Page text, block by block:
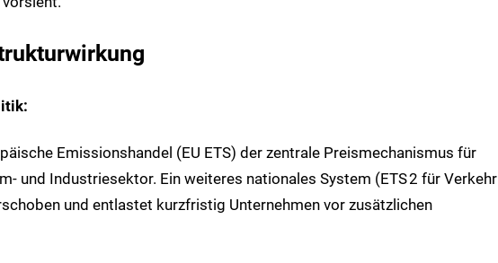
Emissionshandel (EU ETS) der zentrale Preismechanismus für
und Industriesektor. Ein weiteres nationales System (ETS2 für Verkehr
und entlastet kurzfristig Unternehmen vor zusätzlichen